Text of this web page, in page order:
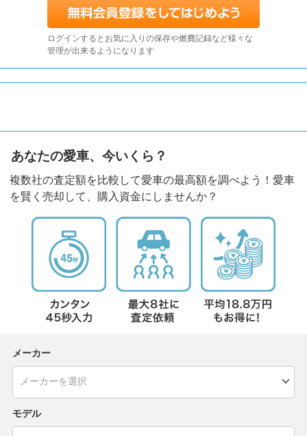
ログインするとお気に入りの保存や燃費記録など様々な
管理が出来るようになります
あなたの愛車、今いくら？
複数社の査定額を比較して愛車の最高額を調べよう！愛車
を賢く売却して、購入資金にしませんか？
メーカー
モデル